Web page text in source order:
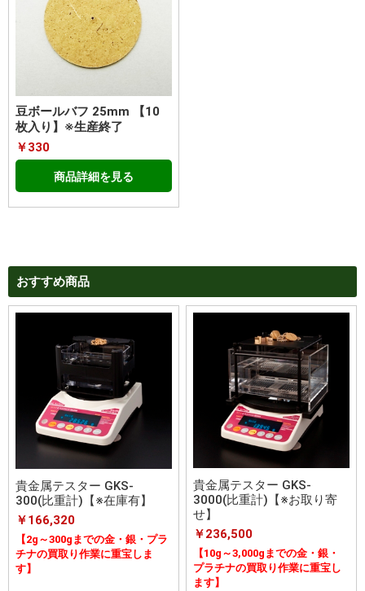
豆ボールバフ 25mm 【10
枚入り】※生産終了
￥330
商品詳細を見る
おすすめ商品
貴金属テスター GKS-
300(比重計)【※在庫有】
￥166,320
【2g～300gまでの金・銀・プラ
チナの買取り作業に重宝しま
す】
貴金属テスター GKS-
3000(比重計)【※お取り寄
せ】
￥236,500
【10g～3,000gまでの金・銀・
プラチナの買取り作業に重宝し
ます】